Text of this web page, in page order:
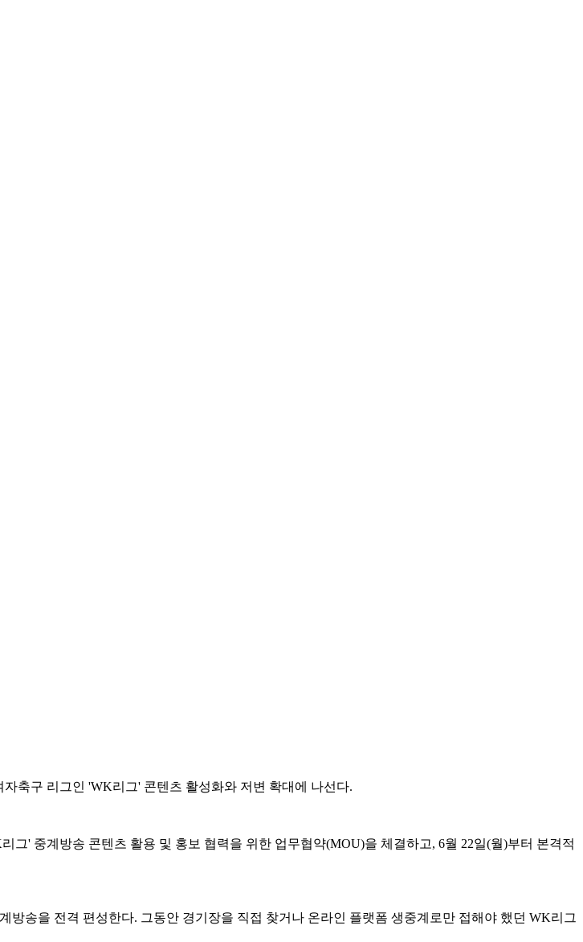
축구 리그인 'WK리그' 콘텐츠 활성화와 저변 확대에 나선다.
' 중계방송 콘텐츠 활용 및 홍보 협력을 위한 업무협약(MOU)을 체결하고, 6월 22일(월)부터 본격적
송을 전격 편성한다. 그동안 경기장을 직접 찾거나 온라인 플랫폼 생중계로만 접해야 했던 WK리그